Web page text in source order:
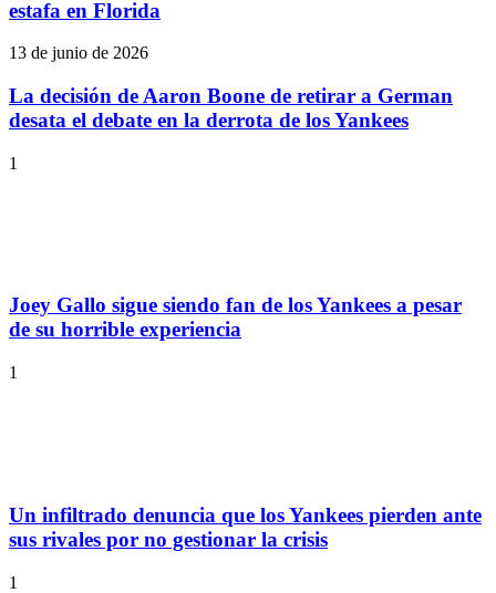
estafa en Florida
13 de junio de 2026
La decisión de Aaron Boone de retirar a German
desata el debate en la derrota de los Yankees
1
Joey Gallo sigue siendo fan de los Yankees a pesar
de su horrible experiencia
1
Un infiltrado denuncia que los Yankees pierden ante
sus rivales por no gestionar la crisis
1